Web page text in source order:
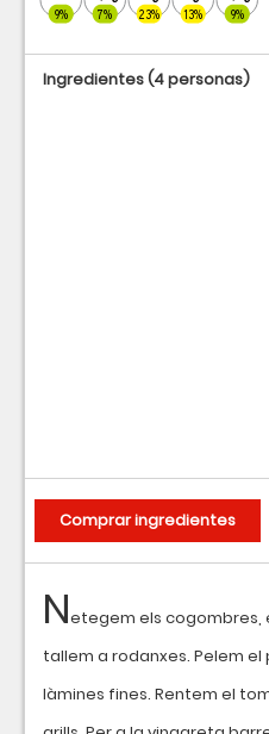
9% 7% 23% 13% 9%
Netegem els cogombres,
tallem a rodanxes. Pelem el
làmines fines. Rentem el
Ingredientes(4 personas)
Comprar ingredientes